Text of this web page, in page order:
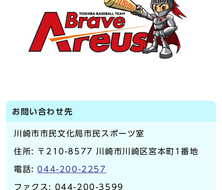
お問い合わせ先
川崎市市民文化局市民スポーツ室
住所: 〒210-8577 川崎市川崎区宮本町1番地
電話: 044-200-2257
ファクス: 044-200-3599